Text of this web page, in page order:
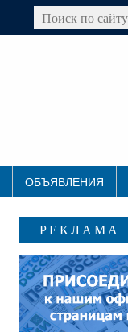
ОБЪЯВЛЕНИЯ
РЕКЛАМА